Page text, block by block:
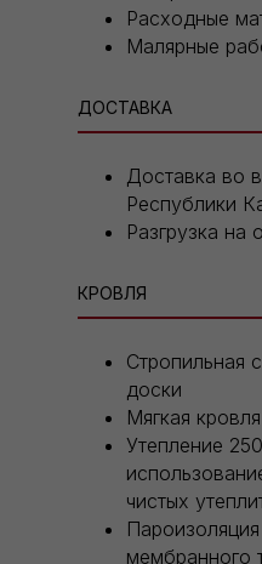
Расходные
Малярные
ДОСТАВКА
Доставка во
Республики
Разгрузка на
КРОВЛЯ
Стропильная
доски
Мягкая
Утепление
чистых
мембранного